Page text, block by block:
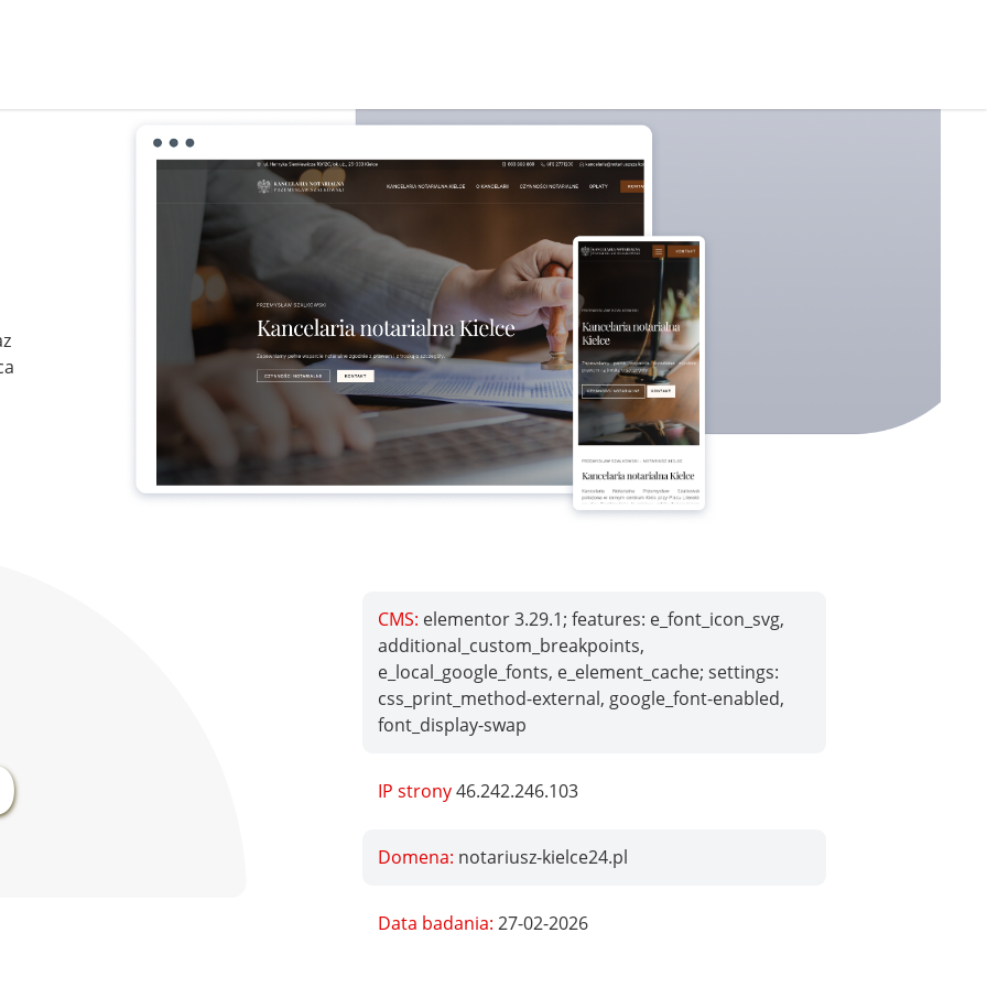
CMS: elementor 3.29.1; features: e_font_icon_svg,
additional_custom_breakpoints,
e_local_google_fonts, e_element_cache; settings:
css_print_method-external, google_font-enabled,
font_display-swap
IP strony46.242.246.103
Domena: notariusz-kielce24.pl
Data badania: 27-02-2026